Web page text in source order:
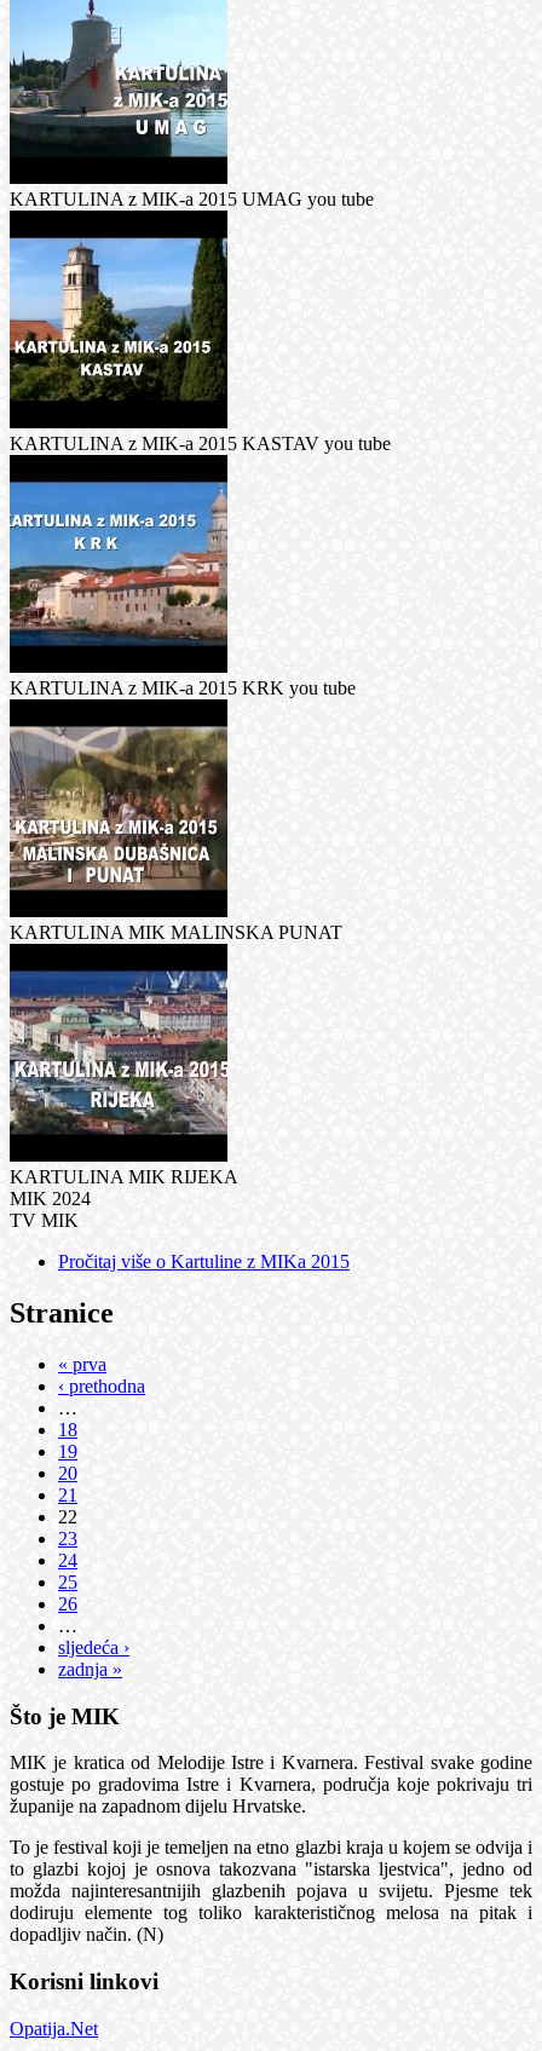
KARTULINA z MIK-a 2015 UMAG you tube
KARTULINA z MIK-a 2015 KASTAV you tube
KARTULINA z MIK-a 2015 KRK you tube
KARTULINA MIK MALINSKA PUNAT
KARTULINA MIK RIJEKA
MIK 2024
TV MIK
Pročitaj više o Kartuline z MIKa 2015
Stranice
« prva
‹ prethodna
…
18
19
20
21
22
23
24
25
26
…
sljedeća ›
zadnja »
Što je MIK
MIK je kratica od Melodije Istre i Kvarnera. Festival svake godine
gostuje po gradovima Istre i Kvarnera, područja koje pokrivaju tri
županije na zapadnom dijelu Hrvatske.
To je festival koji je temeljen na etno glazbi kraja u kojem se odvija i
to glazbi kojoj je osnova takozvana "istarska ljestvica", jedno od
možda najinteresantnijih glazbenih pojava u svijetu. Pjesme tek
dodiruju elemente tog toliko karakterističnog melosa na pitak i
dopadljiv način. (N)
Korisni linkovi
Opatija.Net